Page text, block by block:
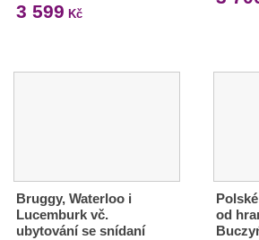
3 599 Kč
Bruggy, Waterloo i
Lucemburk vč.
ubytování se snídaní
od